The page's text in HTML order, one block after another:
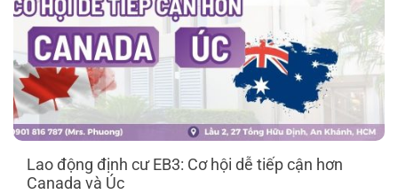
Lao động định cư EB3: Cơ hội dễ tiếp cận hơn
Canada và Úc